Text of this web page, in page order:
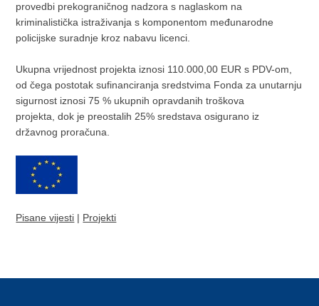
provedbi prekograničnog nadzora s naglaskom na
kriminalistička istraživanja s komponentom međunarodne
policijske suradnje kroz nabavu licenci.
Ukupna vrijednost projekta iznosi 110.000,00 EUR s PDV-om,
od čega postotak sufinanciranja sredstvima Fonda za unutarnju
sigurnost iznosi 75 % ukupnih opravdanih troškova
projekta, dok je preostalih 25% sredstava osigurano iz
državnog proračuna.
Pisane vijesti | Projekti